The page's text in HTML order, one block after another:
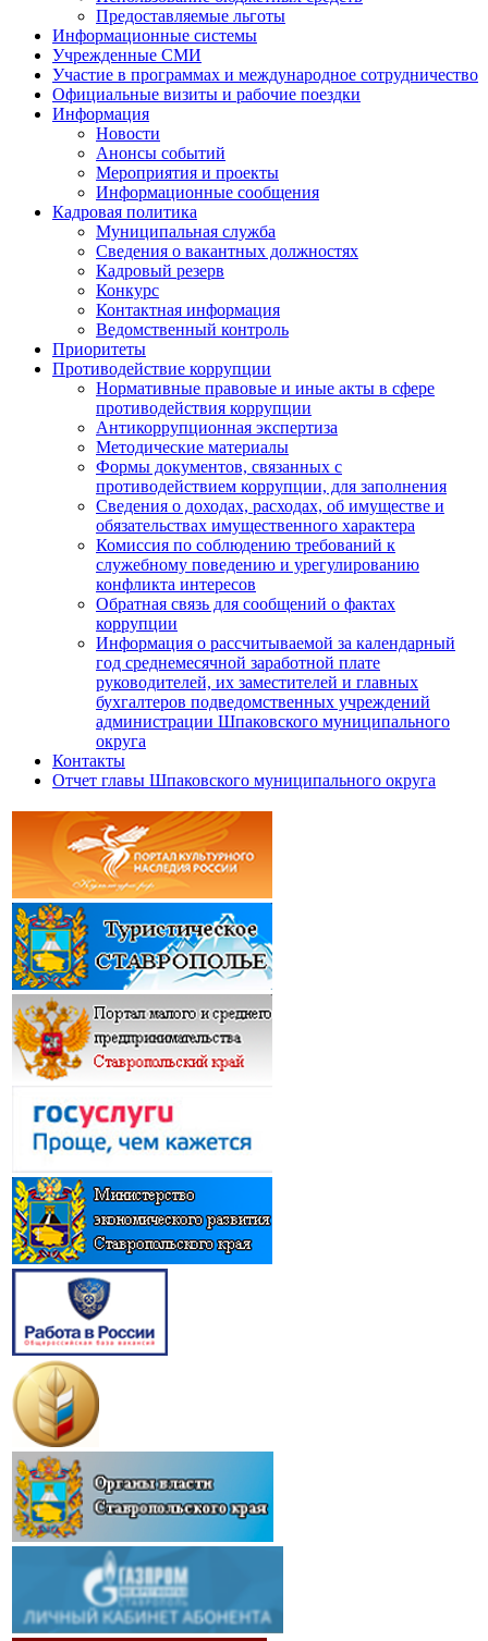
Предоставляемые льготы
Информационные системы
Учрежденные СМИ
Участие в программах и международное сотрудничество
Официальные визиты и рабочие поездки
Информация
Новости
Анонсы событий
Мероприятия и проекты
Информационные сообщения
Кадровая политика
Муниципальная служба
Сведения о вакантных должностях
Кадровый резерв
Конкурс
Контактная информация
Ведомственный контроль
Приоритеты
Противодействие коррупции
Нормативные правовые и иные акты в сфере
противодействия коррупции
Антикоррупционная экспертиза
Методические материалы
Формы документов, связанных с
противодействием коррупции, для заполнения
Сведения о доходах, расходах, об имуществе и
обязательствах имущественного характера
Комиссия по соблюдению требований к
служебному поведению и урегулированию
конфликта интересов
Обратная связь для сообщений о фактах
коррупции
Информация о рассчитываемой за календарный
год среднемесячной заработной плате
руководителей, их заместителей и главных
бухгалтеров подведомственных учреждений
администрации Шпаковского муниципального
округа
Контакты
Отчет главы Шпаковского муниципального округа